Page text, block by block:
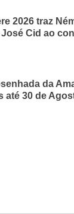
2026 traz
Cid ao
da
até 30 de